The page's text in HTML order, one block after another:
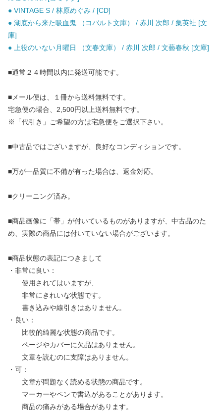
● VINTAGE S / 林原めぐみ / [CD]
● 湖底から来た吸血鬼 （コバルト文庫） / 赤川 次郎 / 集英社 [文
庫]
● 上役のいない月曜日 （文春文庫） / 赤川 次郎 / 文藝春秋 [文庫]
■通常２４時間以内に発送可能です。
■メール便は、１冊から送料無料です。
宅急便の場合、2,500円以上送料無料です。
※「代引き」ご希望の方は宅急便をご選択下さい。
■中古品ではございますが、良好なコンディションです。
■万が一品質に不備が有った場合は、返金対応。
■クリーニング済み。
■商品画像に「帯」が付いているものがありますが、中古品のた
め、実際の商品には付いていない場合がございます。
■商品状態の表記につきまして
・非常に良い：
使用されてはいますが、
非常にきれいな状態です。
書き込みや線引きはありません。
・良い：
比較的綺麗な状態の商品です。
ページやカバーに欠品はありません。
文章を読むのに支障はありません。
・可：
文章が問題なく読める状態の商品です。
マーカーやペンで書込があることがあります。
商品の痛みがある場合があります。